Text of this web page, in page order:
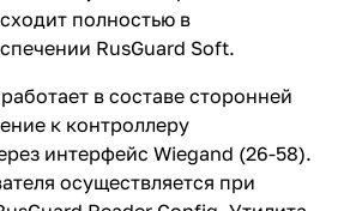
полностью в
RusGuard Soft.
в составе сторонней
к контроллеру
интерфейс Wiegand (26-58).
осуществляется при